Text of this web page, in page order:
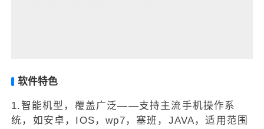
软件特色
1.智能机型，覆盖广泛——支持主流手机操作系
统，如安卓，IOS，wp7，塞班，JAVA，适用范围